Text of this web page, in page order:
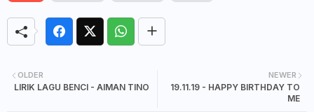
NEWER
19.11.19 - HAPPY BIRTHDAY TO
ME
OLDER
LIRIK LAGU BENCI - AIMAN TINO